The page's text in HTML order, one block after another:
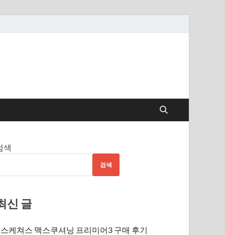
색
검색
신 글
스케쳐스 맥스쿠셔닝 프리미어3 구매 후기